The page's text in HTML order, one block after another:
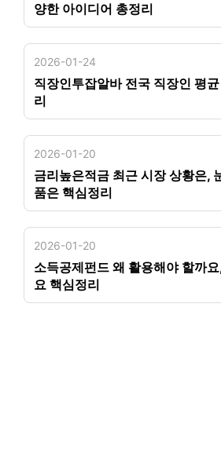
양한 아이디어 총정리
2026-01-24
직장인투잡알바 전국 직장인 평
리
2026-01-20
금리높은적금 최근 시장 상황은,
품은 핵심정리
2026-01-20
소득공제펀드 왜 활용해야 할까
요 핵심정리